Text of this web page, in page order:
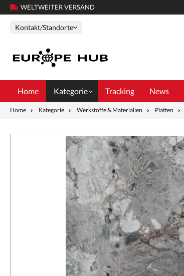
WELTWEITER VERSAND
Kontakt/Standorte
Home Kategorie Tracking News
Home Kategorie Werkstoffe & Materialien Platten